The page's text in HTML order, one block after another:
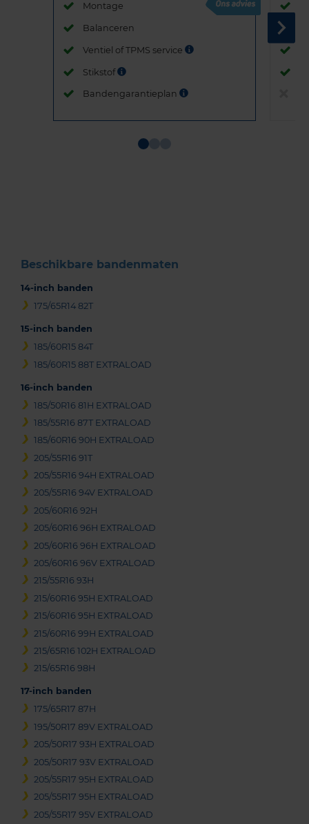
Montage
Balanceren
Ventiel of TPMS service
Stikstof
Bandengarantieplan
Beschikbare bandenmaten
14-inch banden
175/65R14 82T
15-inch banden
185/60R15 84T
185/60R15 88T EXTRALOAD
16-inch banden
185/50R16 81H EXTRALOAD
185/55R16 87T EXTRALOAD
185/60R16 90H EXTRALOAD
205/55R16 91T
205/55R16 94H EXTRALOAD
205/55R16 94V EXTRALOAD
205/60R16 92H
205/60R16 96H EXTRALOAD
205/60R16 96H EXTRALOAD
205/60R16 96V EXTRALOAD
215/55R16 93H
215/60R16 95H EXTRALOAD
215/60R16 95H EXTRALOAD
215/60R16 99H EXTRALOAD
215/65R16 102H EXTRALOAD
215/65R16 98H
17-inch banden
175/65R17 87H
195/50R17 89V EXTRALOAD
205/50R17 93H EXTRALOAD
205/50R17 93V EXTRALOAD
205/55R17 95H EXTRALOAD
205/55R17 95H EXTRALOAD
205/55R17 95V EXTRALOAD